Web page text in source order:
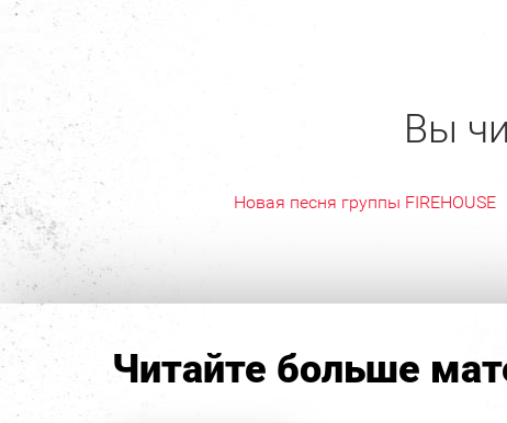
Вы
Новая песня группы FIREHOUSE
Читайте больше